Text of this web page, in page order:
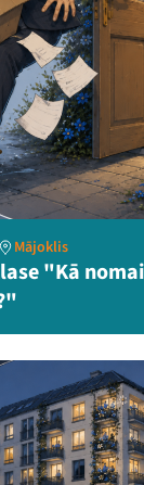
Mājoklis
"Kā